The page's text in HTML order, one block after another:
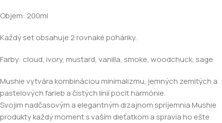
Objem: 200ml
Každý set obsahuje 2 rovnaké poháriky.
Farby: cloud, ivory, mustard, vanilla, smoke, woodchuck, sage
Mushie vytvára kombináciou minimalizmu, jemných zemitých a
pastelových farieb a čistých línií pocit harmónie.
Svojim nadčasovým a elegantným dizajnom spríjemnia Mushie
produkty každý moment s vaším dieťatkom a spravia ho ešte